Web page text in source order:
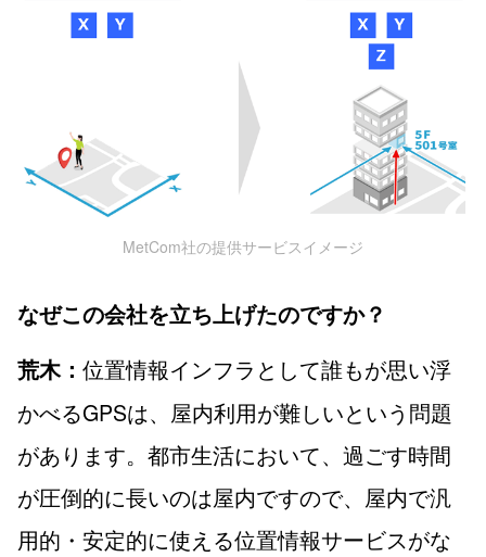
MetCom社の提供サービスイメージ
なぜこの会社を立ち上げたのですか？
荒木： 位置情報インフラとして誰もが思い浮
かべるGPSは、屋内利用が難しいという問題
があります。都市生活において、過ごす時間
が圧倒的に長いのは屋内ですので、屋内で汎
用的・安定的に使える位置情報サービスがな